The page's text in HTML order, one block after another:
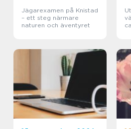
Jägarexamen på Knistad
– ett steg närmare
naturen och äventyret